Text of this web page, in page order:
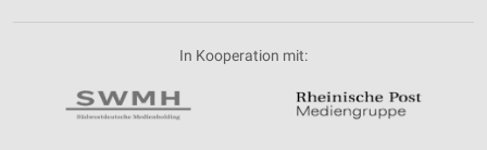
In Kooperation mit: